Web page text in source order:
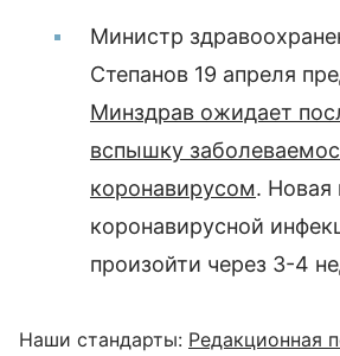
Министр
Степанов 19 апреля
Минздрав ожидает
вспышку
коронавирусом. Новая
коронавирусной
произойти через 3-4
Наши стандарты: Редакционная